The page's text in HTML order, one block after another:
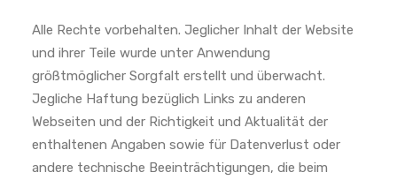
Alle Rechte vorbehalten. Jeglicher Inhalt der Website
und ihrer Teile wurde unter Anwendung
größtmöglicher Sorgfalt erstellt und überwacht.
Jegliche Haftung bezüglich Links zu anderen
Webseiten und der Richtigkeit und Aktualität der
enthaltenen Angaben sowie für Datenverlust oder
andere technische Beeinträchtigungen, die beim